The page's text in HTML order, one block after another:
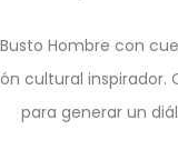
Hombre con
cultural
para generar un